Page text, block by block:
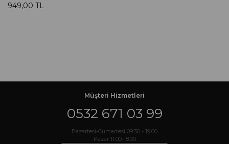
949,00 TL
Müşteri Hizmetleri
0532 671 03 99
Pazartesi-Cumartesi 09:30 - 19:00
Pazar 11:00-18:00